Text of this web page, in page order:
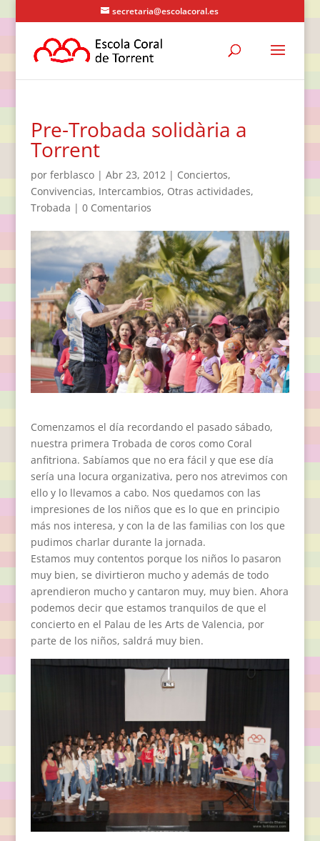
secretaria@escolacoral.es
Pre-Trobada solidària a
Torrent
por ferblasco| Abr 23, 2012| Conciertos,
Convivencias, Intercambios, Otras actividades,
Trobada | 0 Comentarios
Comenzamos el día recordando el pasado sábado,
nuestra primera Trobada de coros como Coral
anfitriona. Sabíamos que no era fácil y que ese día
sería una locura organizativa, pero nos atrevimos con
ello y lo llevamos a cabo. Nos quedamos con las
impresiones de los niños que es lo que en principio
más nos interesa, y con la de las familias con los que
pudimos charlar durante la jornada.
Estamos muy contentos porque los niños lo pasaron
muy bien, se divirtieron mucho y además de todo
aprendieron mucho y cantaron muy, muy bien. Ahora
podemos decir que estamos tranquilos de que el
concierto en el Palau de les Arts de Valencia, por
parte de los niños, saldrá muy bien.